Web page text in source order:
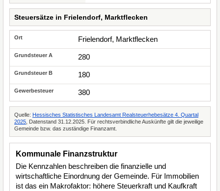
Steuersätze in Frielendorf, Marktflecken
Frielendorf, Marktflecken
280
180
380
Quelle: Hessisches Statistisches Landesamt Realsteuerhebesätze 4. Quartal
2025 , Datenstand 31.12.2025. Für rechtsverbindliche Auskünfte gilt die jeweilige
Gemeinde bzw. das zuständige Finanzamt.
Kommunale Finanzstruktur
Die Kennzahlen beschreiben die finanzielle und
wirtschaftliche Einordnung der Gemeinde. Für Immobilien
ist das ein Makrofaktor: höhere Steuerkraft und Kaufkraft